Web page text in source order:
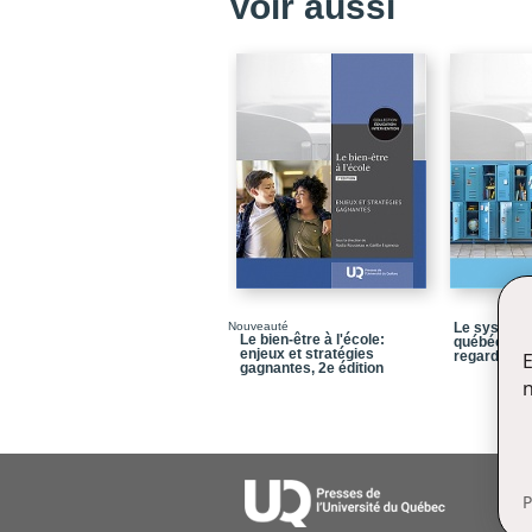
Nouveauté
Le bien-être à l'école:
enjeux et stratégies
gagnantes, 2e édition
Le
québécois
regards